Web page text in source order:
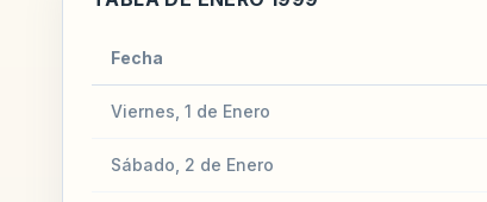
Fecha
Viernes, 1 de Enero
Sábado, 2 de Enero